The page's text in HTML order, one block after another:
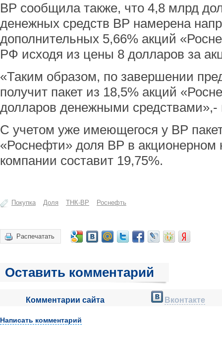
ВР сообщила также, что 4,8 млрд
денежных средств ВР намерена
дополнительных 5,66% акций
РФ исходя из цены 8 долларов за
«Таким образом, по завершении
получит пакет из 18,5% акций
долларов денежными средствами»,-
С учетом уже имеющегося у ВР
«Роснефти» доля ВР в акционерном
компании составит 19,75%.
Покупка Доля ТНК-BP Роснефть
Распечатать
Оставить комментарий
Комментарии сайта Вконтакте
Написать комментарий